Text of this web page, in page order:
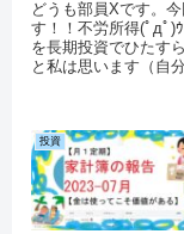
どうも部員Xです。
す！！不労所得(ﾟдﾟ
を長期投資でひたす
と私は思います（自
投資